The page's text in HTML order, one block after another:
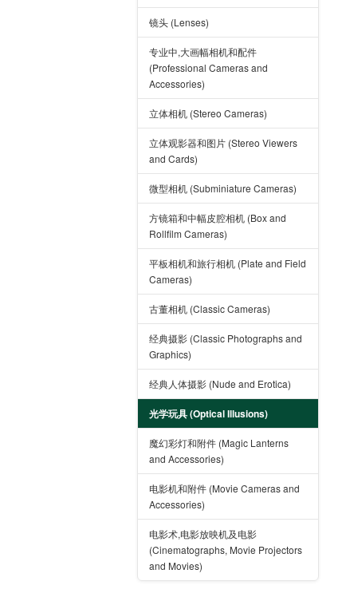
镜头 (Lenses)
专业中,大画幅相机和配件
(Professional Cameras and
Accessories)
立体相机 (Stereo Cameras)
立体观影器和图片 (Stereo Viewers
and Cards)
微型相机 (Subminiature Cameras)
方镜箱和中幅皮腔相机 (Box and
Rollfilm Cameras)
平板相机和旅行相机 (Plate and Field
Cameras)
古董相机 (Classic Cameras)
经典摄影 (Classic Photographs and
Graphics)
经典人体摄影 (Nude and Erotica)
光学玩具 (Optical Illusions)
魔幻彩灯和附件 (Magic Lanterns
and Accessories)
电影机和附件 (Movie Cameras and
Accessories)
电影术,电影放映机及电影
(Cinematographs, Movie Projectors
and Movies)